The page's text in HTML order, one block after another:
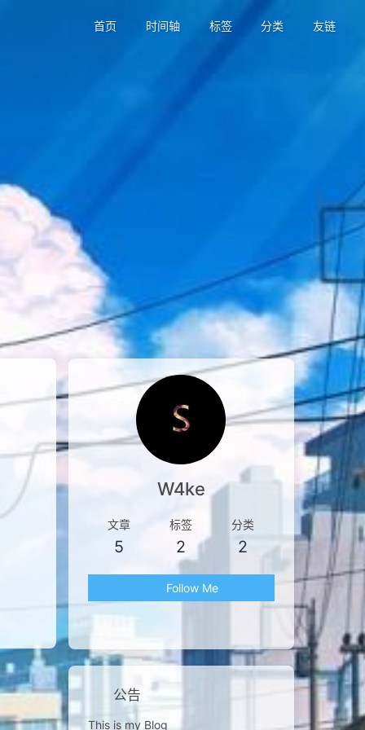
首页 时间轴 标签 分类 友链
W4ke
文章
5
标签
2
分类
2
Follow Me
公告
This is my Blog